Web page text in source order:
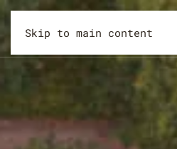
Skip to main content
About Book Contact